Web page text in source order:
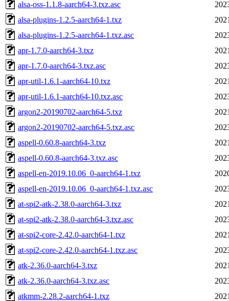
alsa-oss-1.1.8-aarch64-3.txz.asc
alsa-plugins-1.2.5-aarch64-1.txz
alsa-plugins-1.2.5-aarch64-1.txz.asc
apr-1.7.0-aarch64-3.txz
apr-1.7.0-aarch64-3.txz.asc
apr-util-1.6.1-aarch64-10.txz
apr-util-1.6.1-aarch64-10.txz.asc
argon2-20190702-aarch64-5.txz
argon2-20190702-aarch64-5.txz.asc
aspell-0.60.8-aarch64-3.txz
aspell-0.60.8-aarch64-3.txz.asc
aspell-en-2019.10.06_0-aarch64-1.txz
aspell-en-2019.10.06_0-aarch64-1.txz.asc
at-spi2-atk-2.38.0-aarch64-3.txz
at-spi2-atk-2.38.0-aarch64-3.txz.asc
at-spi2-core-2.42.0-aarch64-1.txz
at-spi2-core-2.42.0-aarch64-1.txz.asc
atk-2.36.0-aarch64-3.txz
atk-2.36.0-aarch64-3.txz.asc
atkmm-2.28.2-aarch64-1.txz